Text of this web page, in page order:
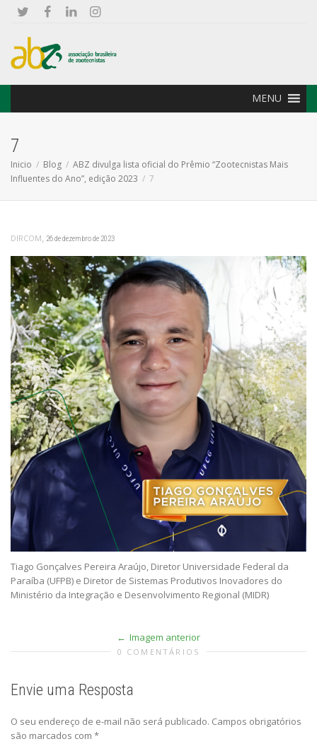
MENU
7
Inicio Blog
ABZ divulga lista oficial do Prêmio “Zootecnistas Mais
Influentes do Ano”, edição 2023
7
DIRCOM, 26 de dezembro de 2023
Tiago Gonçalves Pereira Araújo, Diretor Universidade Federal da
Paraíba (UFPB) e Diretor de Sistemas Produtivos Inovadores do
Ministério da Integração e Desenvolvimento Regional (MIDR)
Imagem anterior
0 COMENTÁRIOS
Envie uma Resposta
O seu endereço de e-mail não será publicado. Campos obrigatórios
são marcados com *